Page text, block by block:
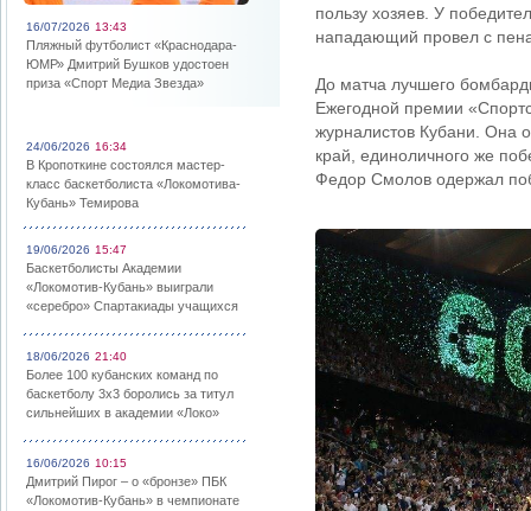
16/07/2026 13:43
Пляжный футболист «Краснодара-
ЮМР» Дмитрий Бушков удостоен
приза «Спорт Медиа Звезда»
24/06/2026 16:34
В Кропоткине состоялся мастер-
класс баскетболиста «Локомотива-
Кубань» Темирова
19/06/2026 15:47
Баскетболисты Академии
«Локомотив-Кубань» выиграли
«серебро» Спартакиады учащихся
18/06/2026 21:40
Более 100 кубанских команд по
баскетболу 3х3 боролись за титул
сильнейших в академии «Локо»
16/06/2026 10:15
Дмитрий Пирог – о «бронзе» ПБК
«Локомотив-Кубань» в чемпионате
пользу хозяев. У
нападающий провел с
До матча лучшего
Ежегодной премии
журналистов Кубани. Она
край, единоличного же
Федор Смолов одержал